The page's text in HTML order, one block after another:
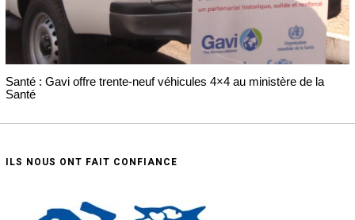
Santé : Gavi offre trente-neuf véhicules 4×4 au ministère de la
Santé
ILS NOUS ONT FAIT CONFIANCE